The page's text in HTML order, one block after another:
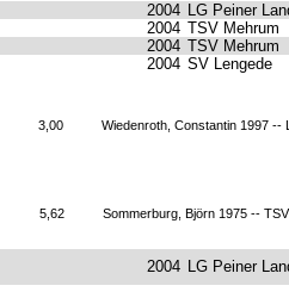
2004 LG Peiner
2004 TSV Mehrum
2004 TSV Mehrum
2004 SV Lengede
3,00 Wiedenroth, Constantin 1997 --
5,62 Sommerburg, Björn 1975 --
2004 LG Peiner